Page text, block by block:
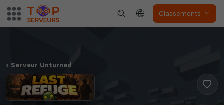
Classements
Serveur Unturned